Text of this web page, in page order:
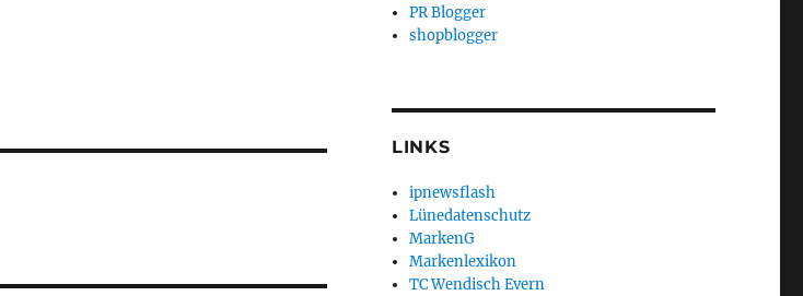
PR Blogger
shopblogger
LINKS
ipnewsflash
Lünedatenschutz
MarkenG
Markenlexikon
TC Wendisch Evern